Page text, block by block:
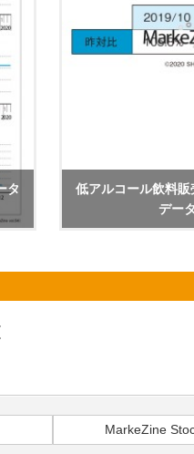
タ
低アルコール飲料
デー
MarkeZine